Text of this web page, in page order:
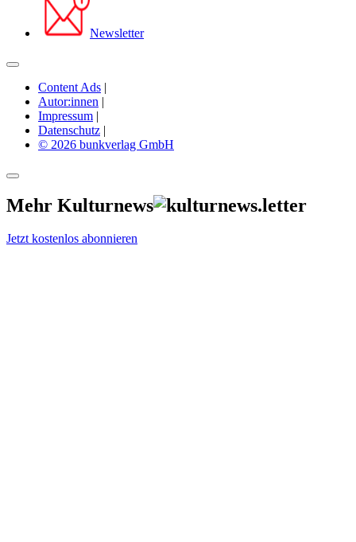
Newsletter
Content Ads |
Autor:innen |
Impressum |
Datenschutz |
© 2026 bunkverlag GmbH
Mehr Kulturnews
Jetzt kostenlos abonnieren